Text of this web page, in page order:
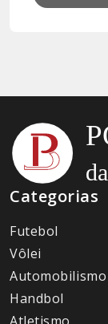
Categorias
Futebol
Vôlei
Automobilismo
Handbol